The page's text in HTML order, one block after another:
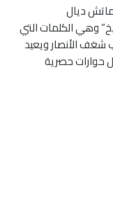
دقيقة، ولا ماتش ديال
وهي الكلمات التي
الأنصار ويعيد
حوارات حصرية